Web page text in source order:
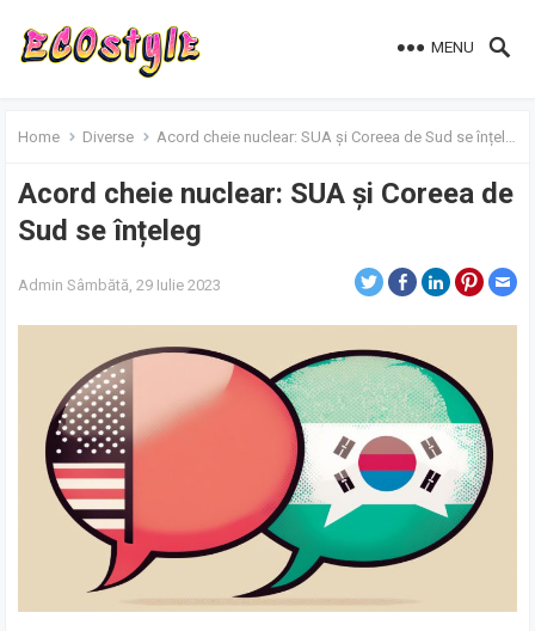
MENU
Home Diverse Acord cheie nuclear: SUA și Coreea de Sud se înțeleg
Acord cheie nuclear: SUA și Coreea de
Sud se înțeleg
Admin Sâmbătă, 29 Iulie 2023